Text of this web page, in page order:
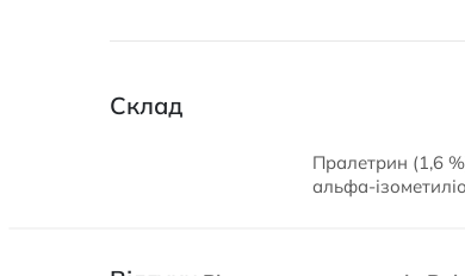
Склад
Пралетрин (1,6
альфа-